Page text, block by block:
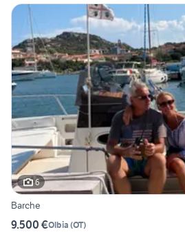
6
Barche
9.500 €Olbia (OT)